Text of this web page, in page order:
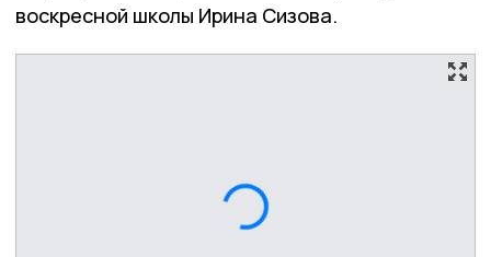
воскресной школы Ирина Сизова.